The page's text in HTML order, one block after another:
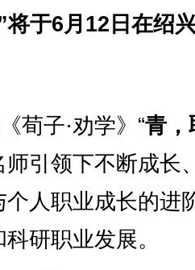
将于6月12日在绍
荀子·劝学》“青，
引领下不断成长
个人职业成长的进
研职业发展。